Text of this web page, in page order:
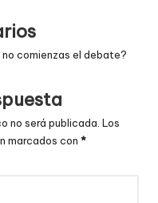
comienzas el debate?
no será publicada. Los
marcados con *